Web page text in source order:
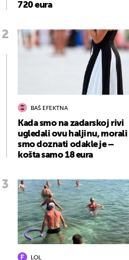
720 eura
BAŠ EFEKTNA
Kada smo na zadarskoj rivi
ugledali ovu haljinu, morali
smo doznati odakle je –
košta samo 18 eura
LOL